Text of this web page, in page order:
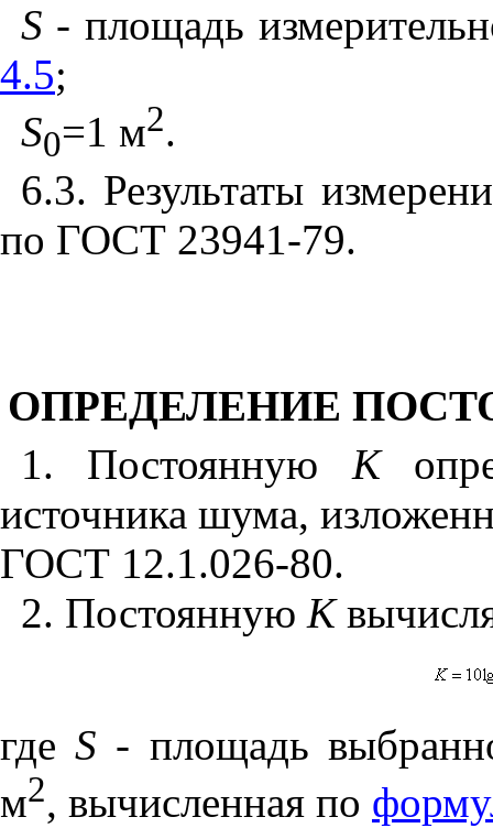
S - площадь
4.5;
S0=1 м2.
6.3. Результаты
по ГОСТ 23941-79.
ОПРЕДЕЛЕНИЕ
1. Постоянную К
источника шума,
ГОСТ 12.1.026-80.
2. Постоянную К
гдеS - площадь
м2, вычисленная по